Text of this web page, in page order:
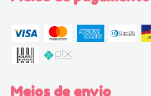
Meios de envio